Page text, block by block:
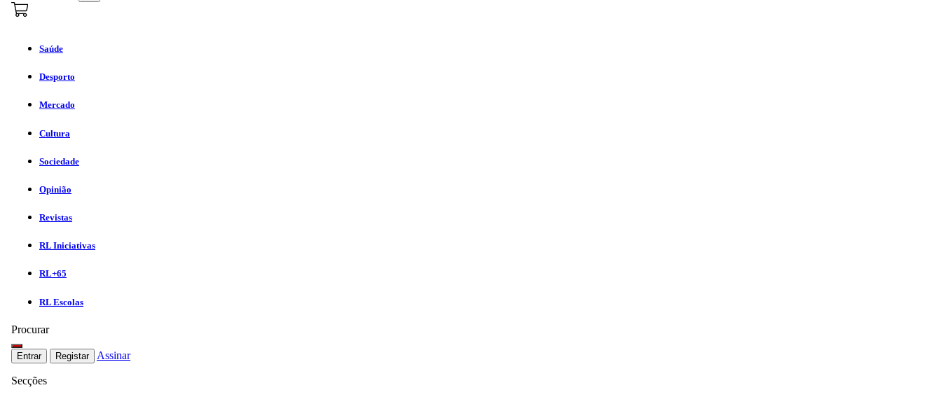
Saúde
Desporto
Mercado
Cultura
Sociedade
Opinião
Revistas
RL Iniciativas
RL+65
RL Escolas
Procurar
Entrar Registar Assinar
Secções